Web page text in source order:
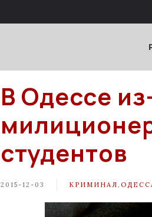
В Одессе
студентов
2015-12-03 КРИМИНАЛ